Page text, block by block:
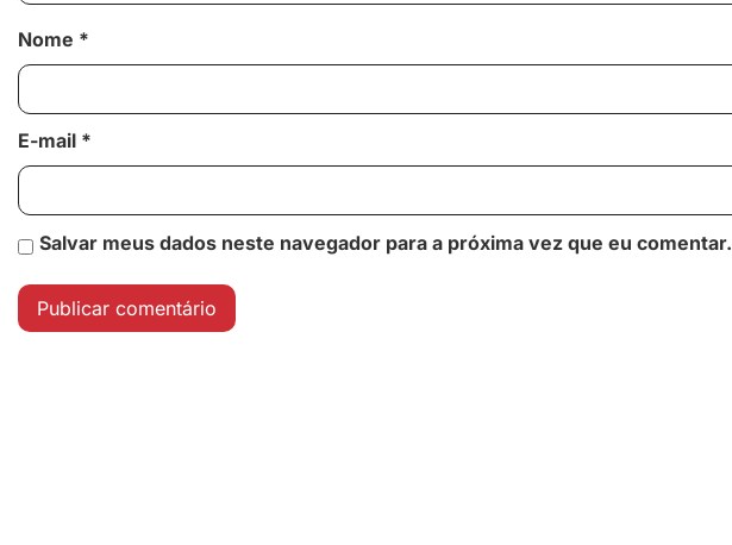
Nome *
E-mail *
Salvar meus dados neste navegador para a próxima vez que eu comentar.